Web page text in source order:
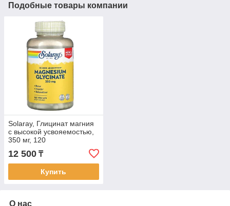
Подобные товары компании
Solaray, Глицинат магния
с высокой усвояемостью,
350 мг, 120
вегетарианских капсул
12 500 ₸
Купить
О нас